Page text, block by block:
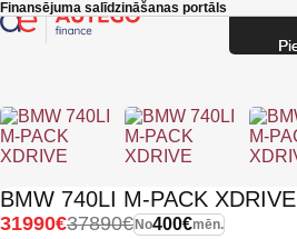
Skip to main content
Finansējuma salīdzināšanas portāls
BMW 740LI M-PACK XDRIVE
No400€mēn.
37890€
31990€